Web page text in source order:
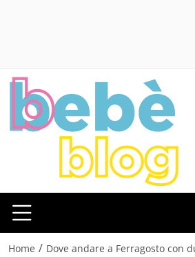
Home / Dove andare a Ferragosto con